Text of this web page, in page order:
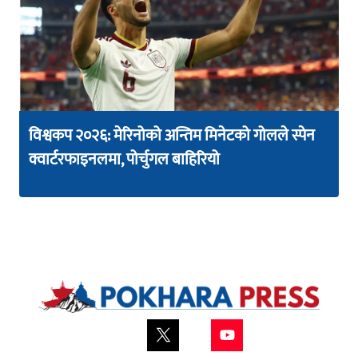
विश्वकप २०२६: मेरिनोको अन्तिम मिनेटको गोलले स्पेन
क्वार्टरफाइनलमा, पोर्चुगल बाहिरियो